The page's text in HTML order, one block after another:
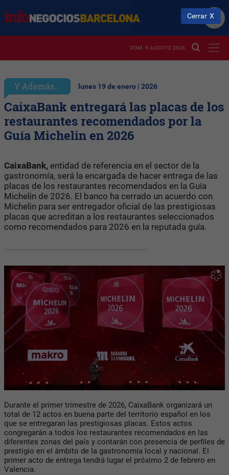
DOM. 9 AGOSTO 2026
Y Además... lunes 19 de enero | 2026
CaixaBank entregará las placas de los
restaurantes recomendados por la
Guía Michelin en 2026
CaixaBank, entidad de referencia en el sector de la
gastronomía, será la encargada de hacer entrega de las
placas de los restaurantes recomendados en la Guía
Michelin de 2026. El banco ha cerrado un acuerdo con
Michelin para ser entregador oficial de las prestigiosas
placas que acreditan a los restaurantes seleccionados
como recomendados para 2026 en la reputada guía.
Durante el primer trimestre de 2026, CaixaBank organizará un
total de 12 actos en buena parte del territorio español en los
que se entregaran las prestigiosas placas. Estos actos
congregarán a todos los restaurantes recomendados en las
diferentes zonas del país y contarán con presencia de perfiles de
prestigio en el ámbito de la gastronomía local y nacional. El
primer acto de entrega tendrá lugar el próximo 2 de febrero en
Valencia.
Cerrar